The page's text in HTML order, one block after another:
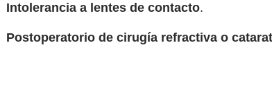
Intolerancia a lentes de contacto.
Postoperatorio de cirugía refractiva o